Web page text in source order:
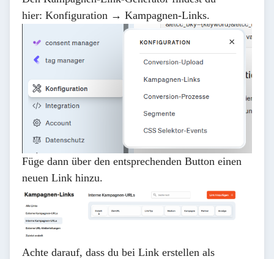
hier: Konfiguration → Kampagnen-Links.
Füge dann über den entsprechenden Button einen
neuen Link hinzu.
Achte darauf, dass du bei Link erstellen als